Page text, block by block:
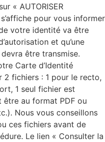
« AUTORISER
pour vous informer
votre identité va être
et qu’une
être transmise.
Carte d’Identité
2 fichiers : 1 pour le recto,
1 seul fichier est
être au format PDF ou
Nous vous conseillons
ces fichiers avant de
Le lien « Consulter la